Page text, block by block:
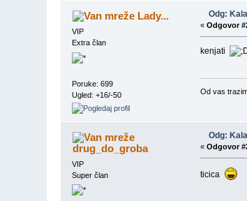
Lady...
VIP
Extra član
Poruke: 699
Ugled: +16/-50
Odg:
« Odgovor
kenjati
Od vas
drug_do_groba
VIP
Super član
Odg:
« Odgovor
ticica